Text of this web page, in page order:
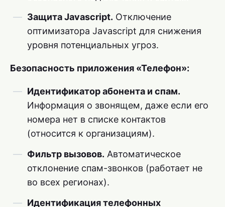
Защита Javascript. Отключение
оптимизатора Javascript для снижения
уровня потенциальных угроз.
Безопасность приложения «Телефон»:
Идентификатор абонента и спам.
Информация о звонящем, даже если его
номера нет в списке контактов
(относится к организациям).
Фильтр вызовов. Автоматическое
отклонение спам-звонков (работает не
во всех регионах).
Идентификация телефонных